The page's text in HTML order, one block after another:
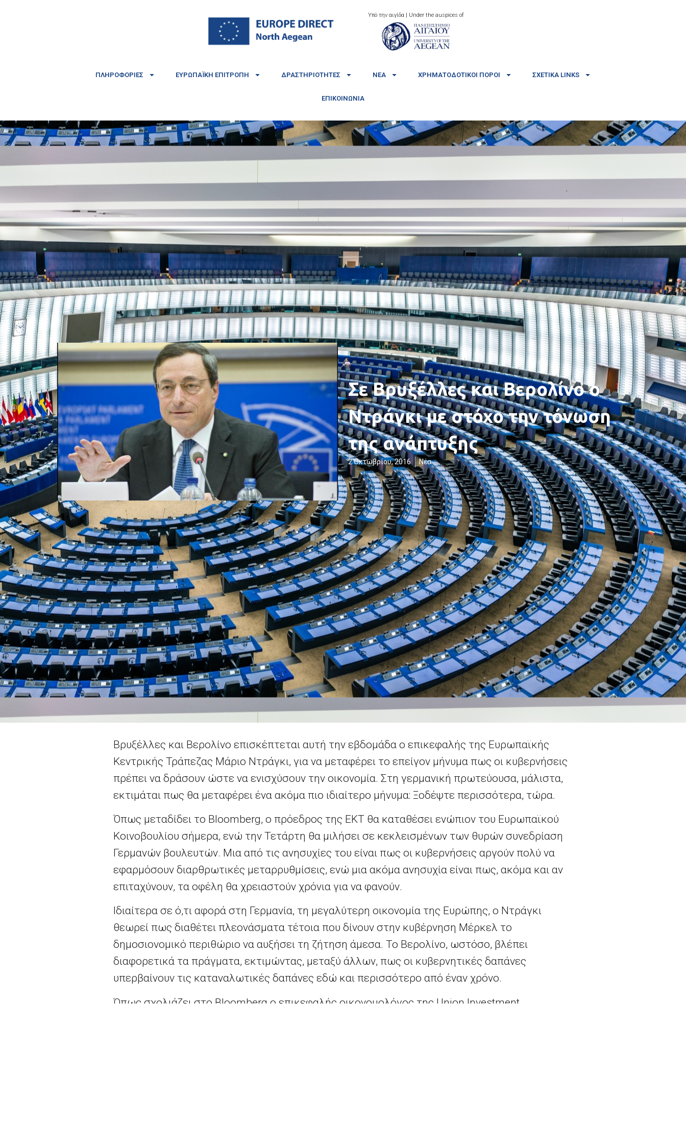
Υπό την αιγίδα | Under the auspices of
ΠΛΗΡΟΦΟΡΊΕΣ ΕΥΡΩΠΑΪΚΉ ΕΠΙΤΡΟΠΉ ΔΡΑΣΤΗΡΙΌΤΗΤΕΣ ΝΈΑ ΧΡΗΜΑΤΟΔΟΤΙΚΟΊ ΠΌΡΟΙ ΣΧΕΤΙΚΆ LINKS
ΕΠΙΚΟΙΝΩΝΊΑ
Σε Βρυξέλλες και Βερολίνο ο
Ντράγκι με στόχο την τόνωση
της ανάπτυξης
2 Οκτωβρίου, 2016 Νέα
Βρυξέλλες και Βερολίνο επισκέπτεται αυτή την εβδομάδα ο επικεφαλής της Ευρωπαϊκής
Κεντρικής Τράπεζας Μάριο Ντράγκι, για να μεταφέρει το επείγον μήνυμα πως οι κυβερνήσεις
πρέπει να δράσουν ώστε να ενισχύσουν την οικονομία. Στη γερμανική πρωτεύουσα, μάλιστα,
εκτιμάται πως θα μεταφέρει ένα ακόμα πιο ιδιαίτερο μήνυμα: Ξοδέψτε περισσότερα, τώρα.
Όπως μεταδίδει το Bloomberg, ο πρόεδρος της ΕΚΤ θα καταθέσει ενώπιον του Ευρωπαϊκού
Κοινοβουλίου σήμερα, ενώ την Τετάρτη θα μιλήσει σε κεκλεισμένων των θυρών συνεδρίαση
Γερμανών βουλευτών. Μια από τις ανησυχίες του είναι πως οι κυβερνήσεις αργούν πολύ να
εφαρμόσουν διαρθρωτικές μεταρρυθμίσεις, ενώ μια ακόμα ανησυχία είναι πως, ακόμα και αν
επιταχύνουν, τα οφέλη θα χρειαστούν χρόνια για να φανούν.
Ιδιαίτερα σε ό,τι αφορά στη Γερμανία, τη μεγαλύτερη οικονομία της Ευρώπης, ο Ντράγκι
θεωρεί πως διαθέτει πλεονάσματα τέτοια που δίνουν στην κυβέρνηση Μέρκελ το
δημοσιονομικό περιθώριο να αυξήσει τη ζήτηση άμεσα. Το Βερολίνο, ωστόσο, βλέπει
διαφορετικά τα πράγματα, εκτιμώντας, μεταξύ άλλων, πως οι κυβερνητικές δαπάνες
υπερβαίνουν τις καταναλωτικές δαπάνες εδώ και περισσότερο από έναν χρόνο.
Όπως σχολιάζει στο Bloomberg ο επικεφαλής οικονομολόγος της Union Investment